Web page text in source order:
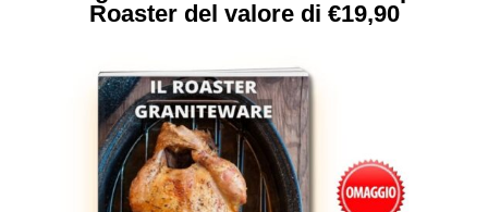
Roaster del valore di €19,90